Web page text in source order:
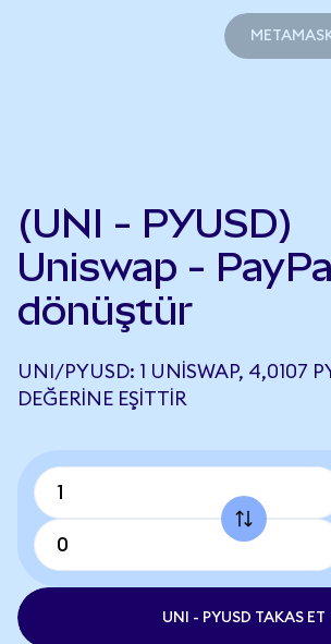
(UNI - PYUSD)
Uniswap -
dönüştür
UNI/PYUSD: 1 UNISWAP, 4,0107
DEĞERINE EŞITTIR
UNI - PYUSD TAKAS ET